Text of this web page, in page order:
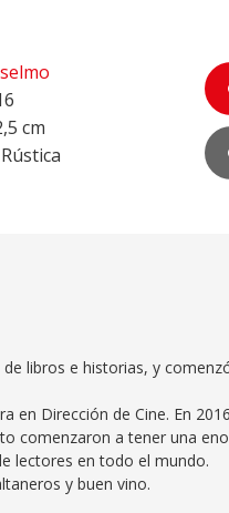
cm
Rústica
libros e historias, y
en Dirección de Cine. En
comenzaron a tener una
lectores en todo el mundo.
y buen vino.